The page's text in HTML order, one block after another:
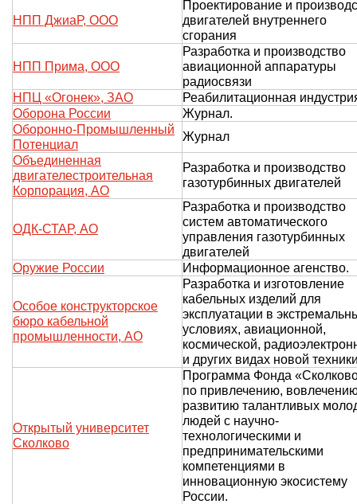
НПП ДжиаР, ООО
Проектирование и
двигателей внутреннего
сгорания
НПП Прима, ООО
Разработка и производство
авиационной аппаратуры
радиосвязи
НПЦ «Огонек», ЗАО
Реабилитационная
Оборона России
Журнал.
Оборонно-Промышленный
Потенциал
Журнал
Объединенная
двигателестроительная
Корпорация, АО
Разработка и производство
газотурбинных двигателей
ОДК-СТАР, АО
Разработка и производство
систем автоматического
управления газотурбинных
двигателей
Оружие России
Информационное агенство.
Особое конструкторское
бюро кабельной
промышленности, АО
Разработка и изготовление
кабельных изделий для
эксплуатации в
условиях, авиационной,
космической,
и других видах новой
Открытый университет
Сколково
Программа Фонда
по привлечению,
развитию талантливых
людей с научно-
технологическими и
предпринимательскими
компетенциями в
инновационную экосистему
России.